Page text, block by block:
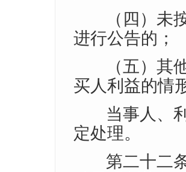
（四）未
进行公告的；
（五）其
买人利益的情
当事人、
定处理。
第二十二